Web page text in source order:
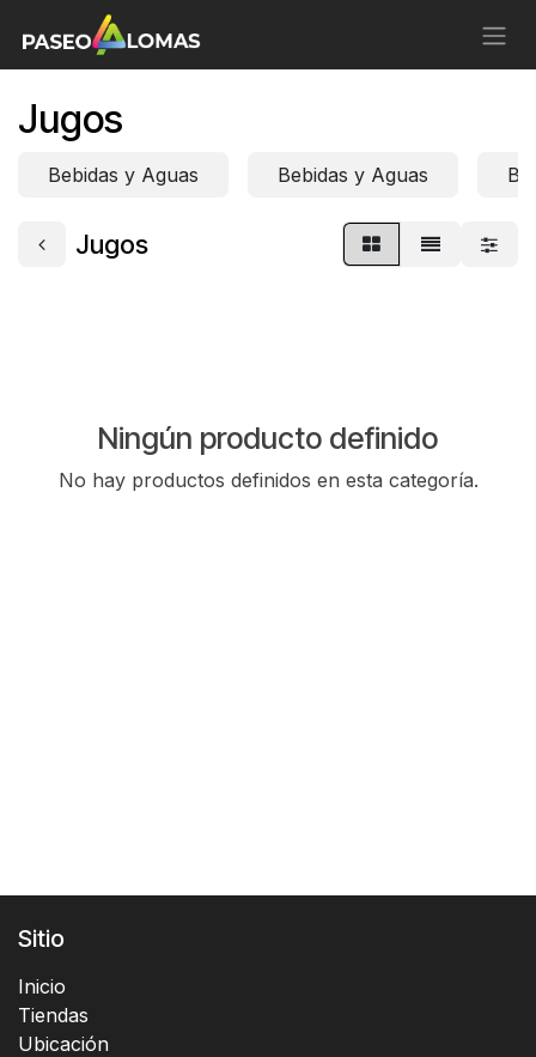
Ir al contenido
Jugos
Bebidas y Aguas Bebidas y Aguas
Jugos
Ningún producto definido
No hay productos definidos en esta categoría.
Sitio
Inicio
Tiendas
Ubicación